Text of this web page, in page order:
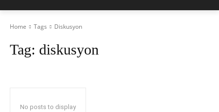
Home Tags Diskusyon
Tag: diskusyon
No posts to display